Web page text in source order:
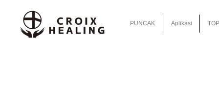
PUNCAK Aplikasi